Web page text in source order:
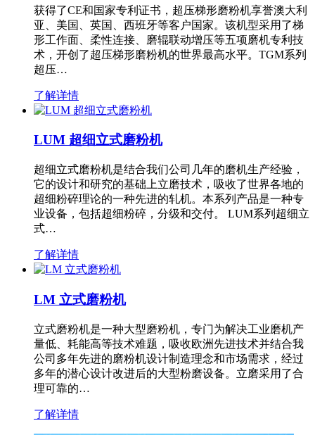
获得了CE和国家专利证书，超压梯形磨粉机享誉澳大利
亚、美国、英国、西班牙等客户国家。该机型采用了梯
形工作面、柔性连接、磨辊联动增压等五项磨机专利技
术，开创了超压梯形磨粉机的世界最高水平。TGM系列
超压…
了解详情
LUM 超细立式磨粉机
超细立式磨粉机是结合我们公司几年的磨机生产经验，
它的设计和研究的基础上立磨技术，吸收了世界各地的
超细粉碎理论的一种先进的轧机。本系列产品是一种专
业设备，包括超细粉碎，分级和交付。 LUM系列超细立
式…
了解详情
LM 立式磨粉机
立式磨粉机是一种大型磨粉机，专门为解决工业磨机产
量低、耗能高等技术难题，吸收欧洲先进技术并结合我
公司多年先进的磨粉机设计制造理念和市场需求，经过
多年的潜心设计改进后的大型粉磨设备。立磨采用了合
理可靠的…
了解详情